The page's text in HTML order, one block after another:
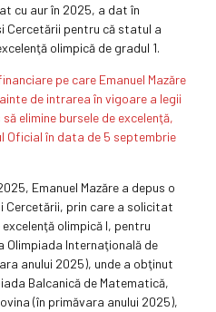
cu aur în 2025, a dat în
Cercetării pentru că statul a
olimpică de gradul 1.
pe care Emanuel Mazăre
de intrarea în vigoare a legii
elimine bursele de excelenţă,
Oficial în data de 5 septembrie
Emanuel Mazăre a depus o
Cercetării, prin care a solicitat
olimpică I, pentru
Internaţională de
anului 2025), unde a obţinut
Balcanică de Matematică,
(în primăvara anului 2025),